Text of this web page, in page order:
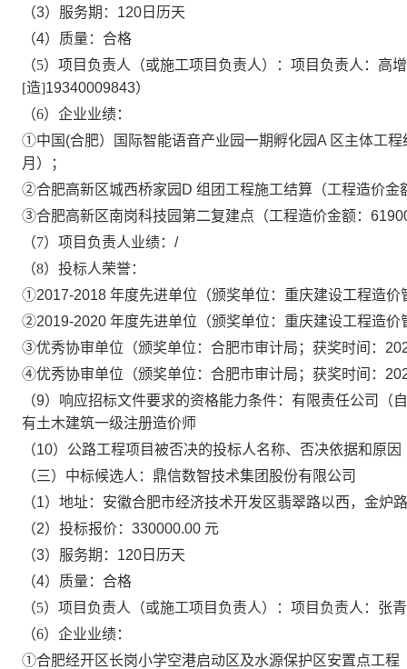
（3）服务期： 120 日历天
（4） 质量： 合格
（5） 项目负责人（或施工项目负责人）：项目负责人： 高
[造]19340009843）
（6）企业业绩：
①中国 (合肥）国际智能语音产业园一期孵化园A 区主体工
月）；
②合肥高新区城西桥家园 D 组团工程施工结算（工程造价金
③合肥高新区南岗科技园第二复建点（工程造价金额：
（7）项目负责人业绩： /
（8）投标人荣誉：
①2017-2018 年度先进单位（颁奖单位：重庆建设工程造价
②2019-2020 年度先进单位（颁奖单位：重庆建设工程造价
③优秀协审单位（颁奖单位：合肥市审计局；获奖时间：
④优秀协审单位（颁奖单位：合肥市审计局；获奖时间：
（9）响应招标文件要求的资格能力条件： 有限责任公司（
有土木建筑一级注册造价师
（10）公路工程项目被否决的投标人名称、否决依据和原因
（三） 中标候选人： 鼎信数智技术集团股份有限公司
（1）地址： 安徽合肥市经济技术开发区翡翠路以西，金炉
（2）投标报价： 330000.00 元
（3）服务期： 120 日历天
（4） 质量： 合格
（5） 项目负责人（或施工项目负责人）：项目负责人： 张
（6）企业业绩：
①合肥经开区长岗小学空港启动区及水源保护区安置点工程